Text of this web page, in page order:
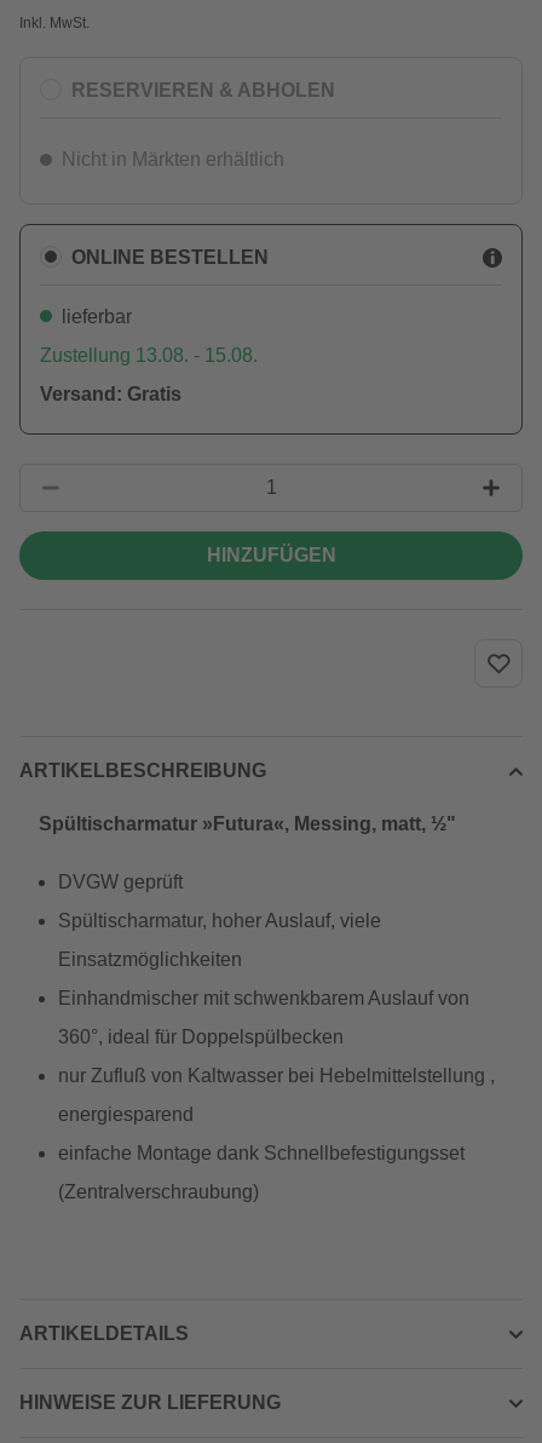
Inkl. MwSt.
RESERVIEREN & ABHOLEN
Nicht in Märkten erhältlich
ONLINE BESTELLEN
lieferbar
Zustellung 13.08. - 15.08.
Versand: Gratis
HINZUFÜGEN
ARTIKELBESCHREIBUNG
Spültischarmatur »Futura«, Messing, matt, ½"
DVGW geprüft
Spültischarmatur, hoher Auslauf, viele
Einsatzmöglichkeiten
Einhandmischer mit schwenkbarem Auslauf von
360°, ideal für Doppelspülbecken
nur Zufluß von Kaltwasser bei Hebelmittelstellung ,
energiesparend
einfache Montage dank Schnellbefestigungsset
(Zentralverschraubung)
ARTIKELDETAILS
HINWEISE ZUR LIEFERUNG